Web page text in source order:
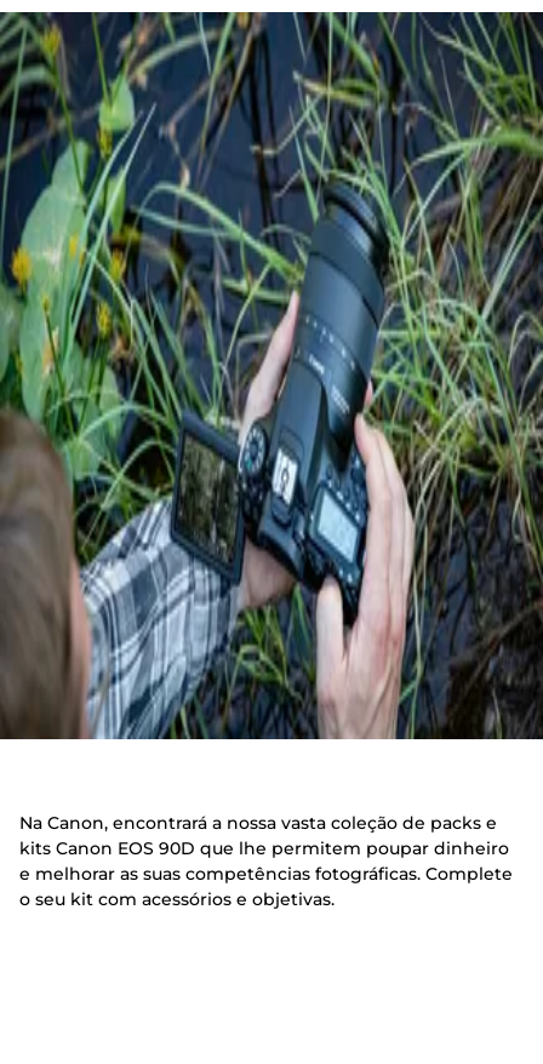
Na Canon, encontrará a nossa vasta coleção de packs e
kits Canon EOS 90D que lhe permitem poupar dinheiro
e melhorar as suas competências fotográficas. Complete
o seu kit com acessórios e objetivas.